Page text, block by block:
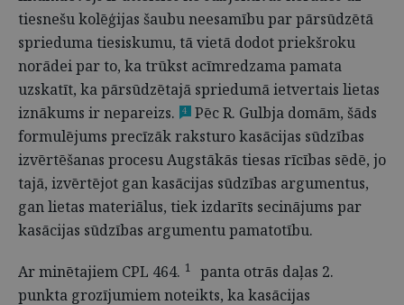
tiesnešu kolēģijas šaubu neesamību par pārsūdzētā
sprieduma tiesiskumu, tā vietā dodot priekšroku
norādei par to, ka trūkst acīmredzama pamata
uzskatīt, ka pārsūdzētajā spriedumā ietvertais lietas
iznākums ir nepareizs.
4
Pēc R. Gulbja domām, šāds
formulējums precīzāk raksturo kasācijas sūdzības
izvērtēšanas procesu Augstākās tiesas rīcības sēdē, jo
tajā, izvērtējot gan kasācijas sūdzības argumentus,
gan lietas materiālus, tiek izdarīts secinājums par
kasācijas sūdzības argumentu pamatotību.
Ar minētajiem CPL 464. 1
panta otrās daļas 2.
punkta grozījumiem noteikts, ka kasācijas